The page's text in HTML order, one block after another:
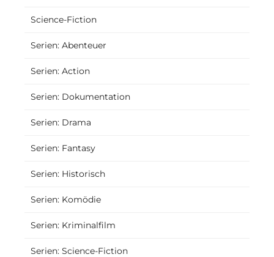
Science-Fiction
Serien: Abenteuer
Serien: Action
Serien: Dokumentation
Serien: Drama
Serien: Fantasy
Serien: Historisch
Serien: Komödie
Serien: Kriminalfilm
Serien: Science-Fiction